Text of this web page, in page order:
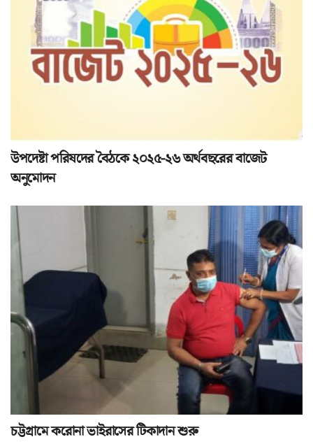
উপদেষ্টা পরিষদের বৈঠকে ২০২৫-২৬ অর্থবছরের বাজেট
অনুমোদন
চট্টগ্রামে করোনা ভাইরাসের টিকাদান শুরু